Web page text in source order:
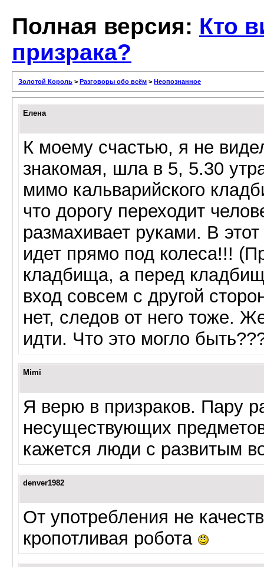
Полная версия: Кто
призрака?
Золотой Король > Разговоры обо всём > Неопознанное
Елена
К моему счастью, я не
знакомая, шла в 5, 5.30
мимо кальварийского
что дорогу переходит
размахивает руками. В
идет прямо под колеса!!!
кладбища, а перед
вход совсем с другой
нет, следов от него тоже.
идти. Что это могло
Mimi
Я верю в призраков. Пару
несуществующих
кажется люди с развитым
denver1982
От употребления не
кропотливая робота